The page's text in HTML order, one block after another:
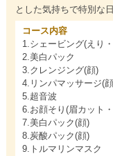
とした気持ちで特別な
コース内容
1.シェービング(えり
2.美白パック
3.クレンジング(顔)
4.リンパマッサージ(
5.超音波
6.お顔そり(眉カット
7.美白パック(顔)
8.炭酸パック(顔)
9.トルマリンマスク